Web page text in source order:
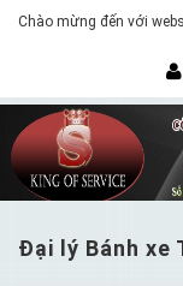
Chào mừng đến với
Đại lý Bánh xe